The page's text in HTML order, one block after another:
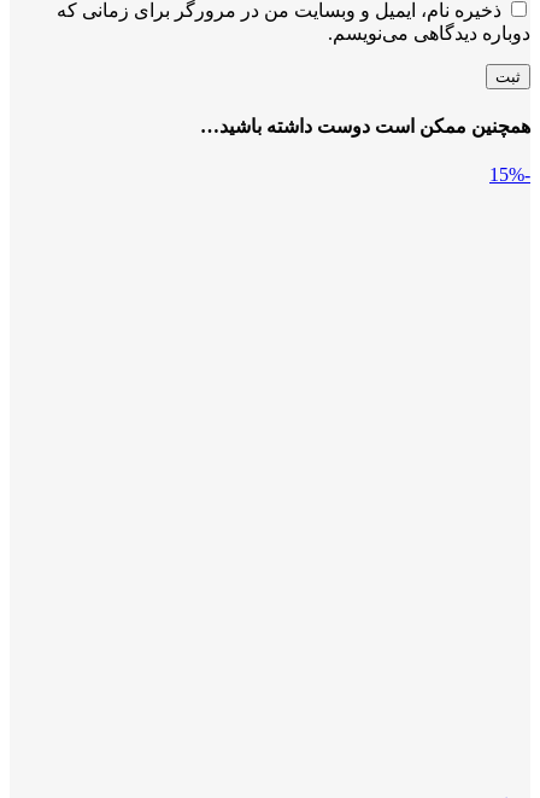
ذخیره نام، ایمیل و وبسایت من در مرورگر برای زمانی که
دوباره دیدگاهی می‌نویسم.
همچنین ممکن است دوست داشته باشید…
-15%